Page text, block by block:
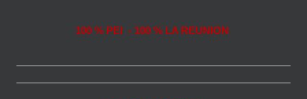
100 % PEI - 100 % LA REUNION